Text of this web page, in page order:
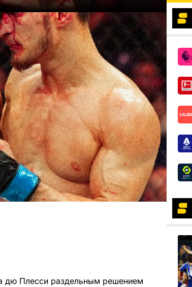
дю Плесси раздельным решением